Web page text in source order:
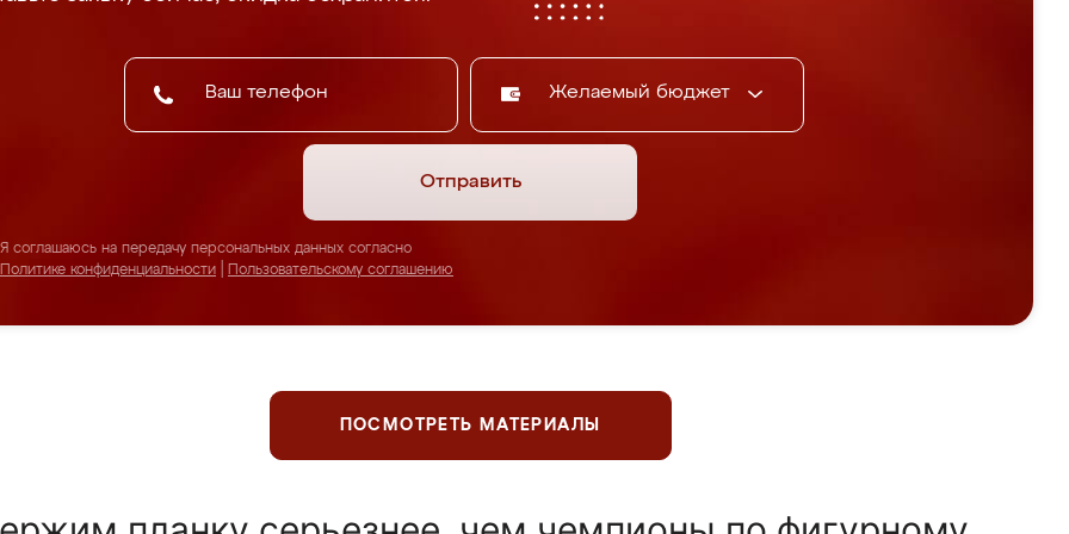
Желаемый бюджет
Отправить
Я соглашаюсь на передачу персональных данных согласно
Политике конфиденциальности
Пользовательскому соглашению
ПОСМОТРЕТЬ МАТЕРИАЛЫ